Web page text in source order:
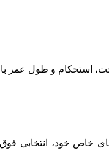
استحکام و طول عمر
خود، انتخابی